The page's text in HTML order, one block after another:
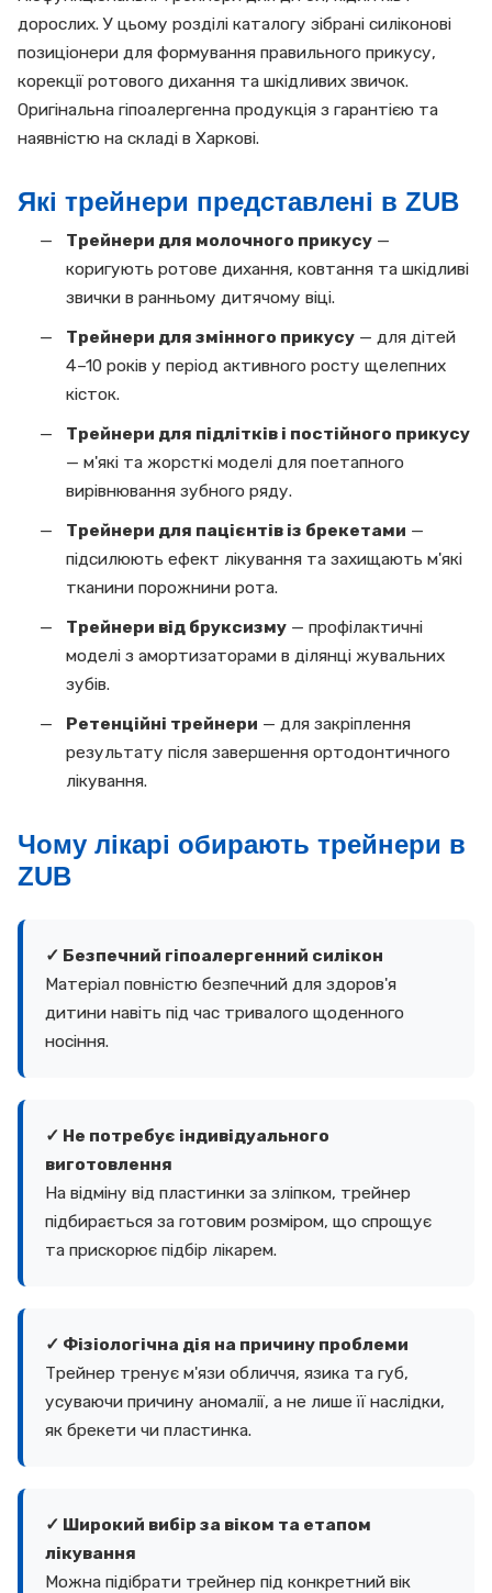
дорослих. У цьому розділі каталогу зібрані силіконові
позиціонери для формування правильного прикусу,
корекції ротового дихання та шкідливих звичок.
Оригінальна гіпоалергенна продукція з гарантією та
наявністю на складі в Харкові.
Які трейнери представлені в ZUB
Трейнери для молочного прикусу —
коригують ротове дихання, ковтання та шкідливі
звички в ранньому дитячому віці.
Трейнери для змінного прикусу — для дітей
4–10 років у період активного росту щелепних
кісток.
Трейнери для підлітків і постійного прикусу
— м'які та жорсткі моделі для поетапного
вирівнювання зубного ряду.
Трейнери для пацієнтів із брекетами —
підсилюють ефект лікування та захищають м'які
тканини порожнини рота.
Трейнери від бруксизму — профілактичні
моделі з амортизаторами в ділянці жувальних
зубів.
Ретенційні трейнери — для закріплення
результату після завершення ортодонтичного
лікування.
Чому лікарі обирають трейнери в
ZUB
✓ Безпечний гіпоалергенний силікон
Матеріал повністю безпечний для здоров'я
дитини навіть під час тривалого щоденного
носіння.
✓ Не потребує індивідуального
виготовлення
На відміну від пластинки за зліпком, трейнер
підбирається за готовим розміром, що спрощує
та прискорює підбір лікарем.
✓ Фізіологічна дія на причину проблеми
Трейнер тренує м'язи обличчя, язика та губ,
усуваючи причину аномалії, а не лише її наслідки,
як брекети чи пластинка.
✓ Широкий вибір за віком та етапом
лікування
Можна підібрати трейнер під конкретний вік